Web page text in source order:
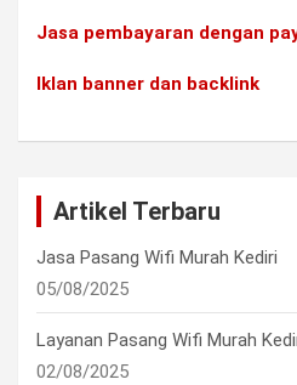
Jasa pembayaran dengan
Iklan banner dan backlink
Artikel Terbaru
Jasa Pasang Wifi Murah Kediri
05/08/2025
Layanan Pasang Wifi Murah
02/08/2025